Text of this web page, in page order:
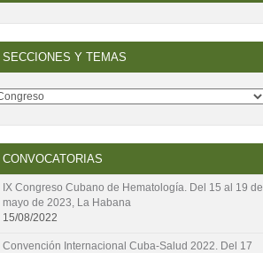
SECCIONES Y TEMAS
CONVOCATORIAS
IX Congreso Cubano de Hematología. Del 15 al 19 de
mayo de 2023, La Habana
15/08/2022
Convención Internacional Cuba-Salud 2022. Del 17